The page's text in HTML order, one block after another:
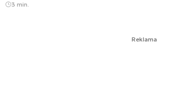
3 min.
Reklama